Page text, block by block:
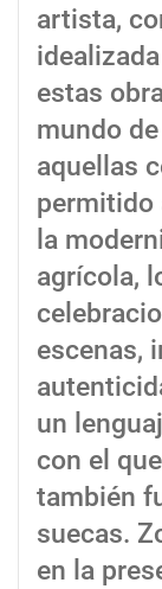
artista,
estas
mundo
aquellas
permitido
la
agrícola,
escenas,
un
con el
también
suecas.
en la